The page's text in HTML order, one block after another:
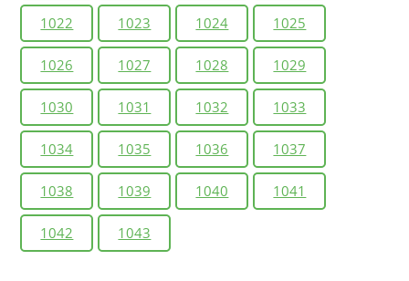
1022 1023 1024 1025
1026 1027 1028 1029
1030 1031 1032 1033
1034 1035 1036 1037
1038 1039 1040 1041
1042 1043